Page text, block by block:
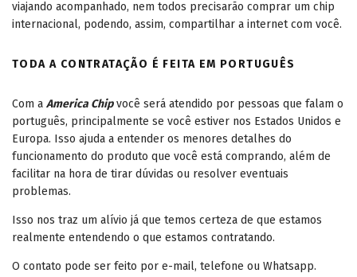
viajando acompanhado, nem todos precisarão comprar um chip
internacional, podendo, assim, compartilhar a internet com você.
TODA A CONTRATAÇÃO É FEITA EM PORTUGUÊS
Com a America Chipvocê será atendido por pessoas que falam o
português, principalmente se você estiver nos Estados Unidos e
Europa. Isso ajuda a entender os menores detalhes do
funcionamento do produto que você está comprando, além de
facilitar na hora de tirar dúvidas ou resolver eventuais
problemas.
Isso nos traz um alívio já que temos certeza de que estamos
realmente entendendo o que estamos contratando.
O contato pode ser feito por e-mail, telefone ou Whatsapp.